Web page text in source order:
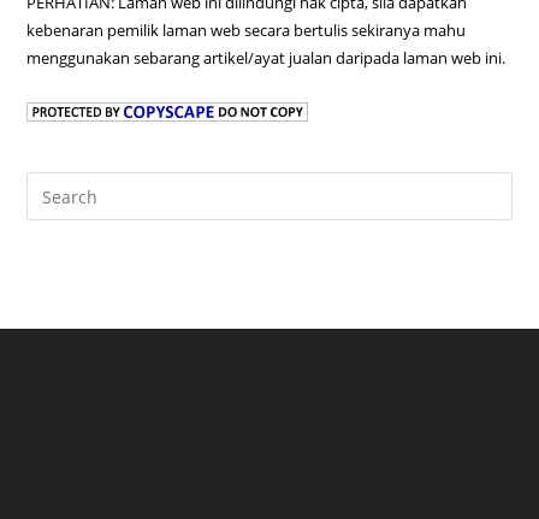
kebenaran pemilik laman web secara bertulis sekiranya mahu
menggunakan sebarang artikel/ayat jualan daripada laman web ini.